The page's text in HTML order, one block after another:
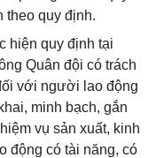
theo quy định.
hiện quy định tại
Quân đội có trách
với người lao động
minh bạch, gắn
vụ sản xuất, kinh
động có tài năng, có